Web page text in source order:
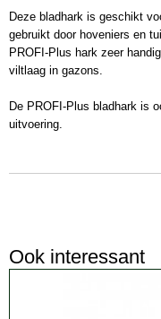
Deze bladhark is geschikt
gebruikt door hoveniers en
PROFI-Plus hark zeer
viltlaag in gazons.
De PROFI-Plus bladhark is
uitvoering.
Ook interessant